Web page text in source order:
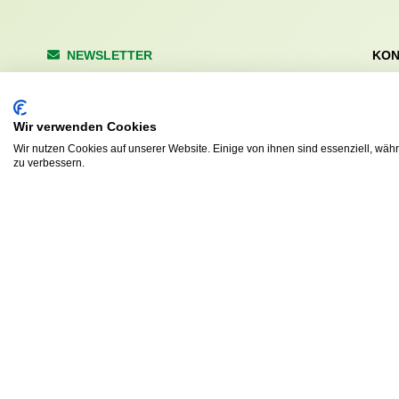
NEWSLETTER
Wir verwenden Cookies
Wir nutzen Cookies auf unserer Website. Einige von ihnen sind essenziell,
zu verbessern.